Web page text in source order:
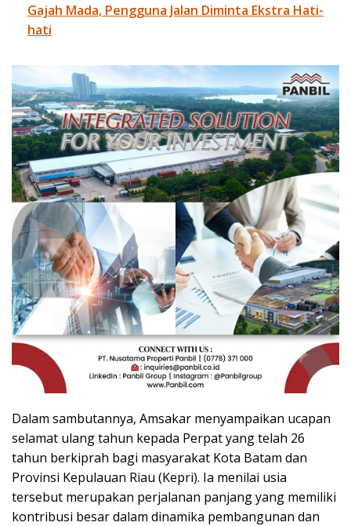
Gajah Mada, Pengguna Jalan Diminta Ekstra Hati-
hati
Dalam sambutannya, Amsakar menyampaikan ucapan
selamat ulang tahun kepada Perpat yang telah 26
tahun berkiprah bagi masyarakat Kota Batam dan
Provinsi Kepulauan Riau (Kepri). Ia menilai usia
tersebut merupakan perjalanan panjang yang memiliki
kontribusi besar dalam dinamika pembangunan dan